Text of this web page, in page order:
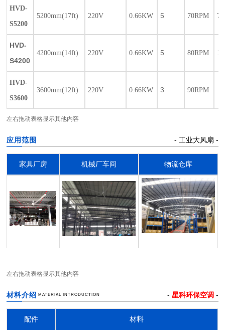
HVD-
S5200
5200mm(17ft) 220V 0.66KW 5 70RPM
HVD-
S4200
4200mm(14ft) 220V 0.66KW 5 80RPM
HVD-
S3600
3600mm(12ft) 220V 0.66KW 3 90RPM
左右拖动表格显示其他内容
应用范围 - 工业大风扇 -
家具厂房 机械厂车间 物流仓库
左右拖动表格显示其他内容
材料介绍 MATERIAL INTRODUCTION - 星科环保空调 -
配件
材料